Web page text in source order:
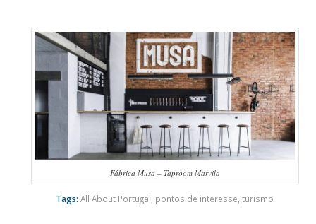
Fábrica Musa – Taproom Marvila
Tags: All About Portugal pontos de interesse ,turismo